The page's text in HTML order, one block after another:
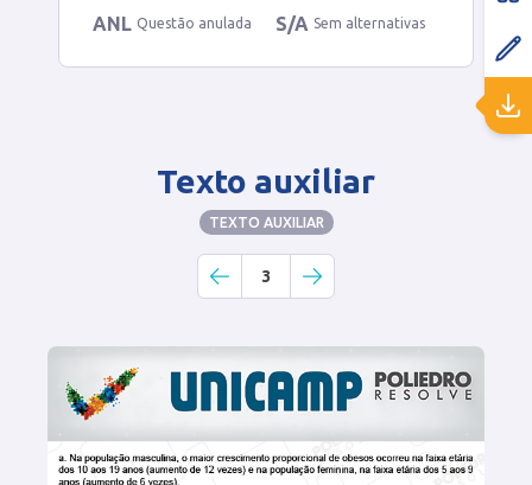
ANL Questão anulada S/A Sem alternativas
Texto auxiliar
TEXTO AUXILIAR
3